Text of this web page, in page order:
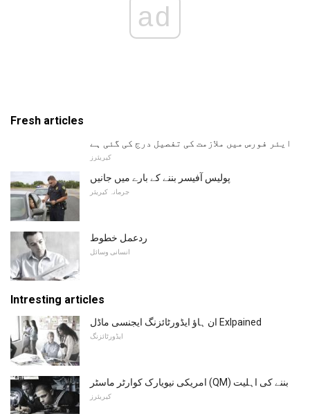
ad
Fresh articles
ایئر فورس میں ملازمت کی تفصیل درج کی گئی ہے
کیریئرز
پولیس آفیسر بننے کے بارے میں جانیں
جرمانہ کیریئر
ردعمل خطوط
انسانی وسائل
Intresting articles
ان ہاؤ ایڈورٹائزنگ ایجنسی ماڈل Exlpained
ایڈورٹائزنگ
امریکی نیویارک کوارٹر ماسٹر (QM) بننے کی اہلیت
کیریئرز